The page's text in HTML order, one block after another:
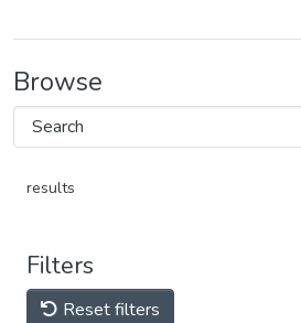
Browse
results
Filters
Reset filters